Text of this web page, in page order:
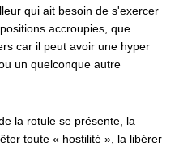
qui ait besoin de s'exercer
accroupies, que
car il peut avoir une hyper
un quelconque autre
la rotule se présente, la
toute « hostilité », la libérer